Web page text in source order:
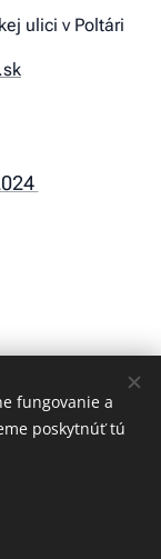
ulici v Poltári
fungovanie a
poskytnúť tú